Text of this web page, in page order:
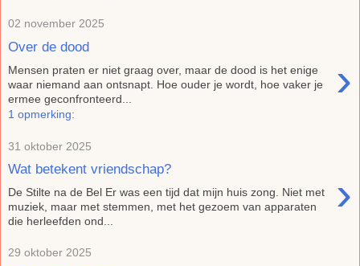
02 november 2025
Over de dood
›
Mensen praten er niet graag over, maar de dood is het enige
waar niemand aan ontsnapt. Hoe ouder je wordt, hoe vaker je
ermee geconfronteerd...
1 opmerking:
31 oktober 2025
Wat betekent vriendschap? ›
De Stilte na de Bel Er was een tijd dat mijn huis zong. Niet met
muziek, maar met stemmen, met het gezoem van apparaten
die herleefden ond...
29 oktober 2025